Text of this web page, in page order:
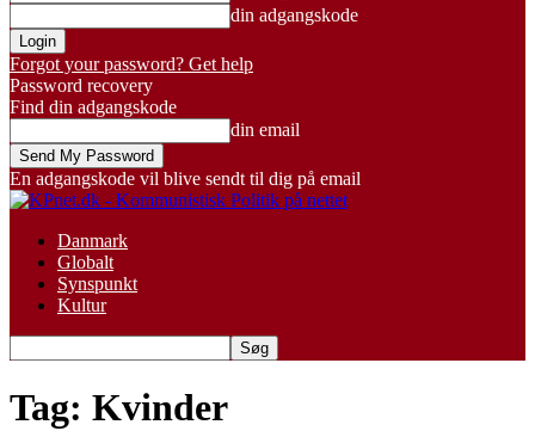
din adgangskode
Forgot your password? Get help
Password recovery
Find din adgangskode
din email
En adgangskode vil blive sendt til dig på email
Danmark
Globalt
Synspunkt
Kultur
Tag: Kvinder